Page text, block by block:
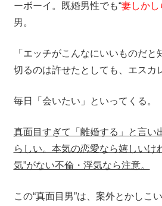
ーボーイ。既婚男性でも“妻しかし
男。
「エッチがこんなにいいものだと
切るのは許せたとしても、エスカ
毎日「会いたい」といってくる。
真面目すぎて「離婚する」と言い
らしい。本気の恋愛なら嬉しいけ
気”がない不倫・浮気なら注意。
この“真面目男”は、案外とかしこ